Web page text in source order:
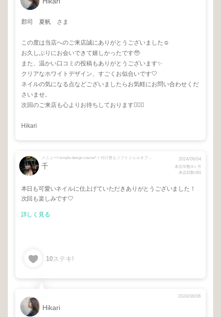
郡司 夏帆 さま
この度は当店へのご来店誠にありがとうございました☺️
お久しぶりにお会いできて嬉しかったです🥹
また、温かい口コミの投稿もありがとうございます✨
クリアなホワイトデザイン、すごくお似合いです🤍
ネイルの気になる点などございましたらお気軽にお問い合わせくだ
さいませ。
次回のご来店も心よりお待ちしております🙇‍♀️✨
Hikari
メニュー/ simple design course* + 付け替えソフトジェルオフ（初回限定）
千
2024/06/04
来店年数/2ヶ月
来店回数/4回
本日も可愛いネイルに仕上げていただきありがとうございました！
次回も楽しみです🤍
詳しく見る
10ステキ!
Hikari
2024/06/06